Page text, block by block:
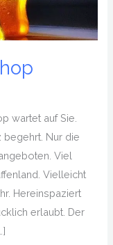
wartet auf Sie.
begehrt. Nur die
Viel
Vielleicht
Hereinspaziert
erlaubt. Der